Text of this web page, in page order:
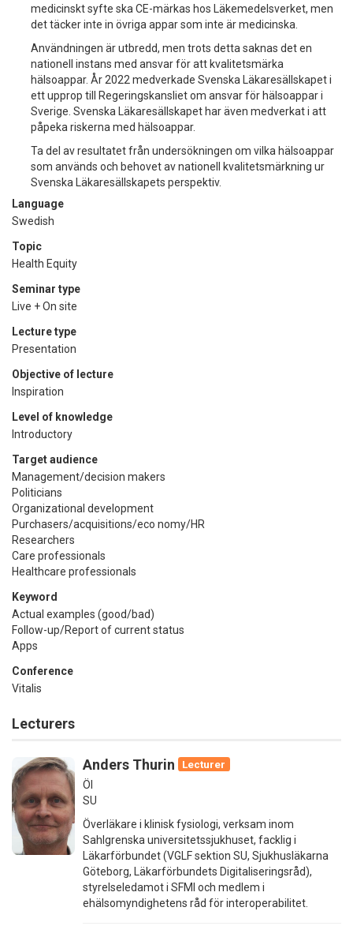
medicinskt syfte ska CE-märkas hos Läkemedelsverket, men
det täcker inte in övriga appar som inte är medicinska.
Användningen är utbredd, men trots detta saknas det en
nationell instans med ansvar för att kvalitetsmärka
hälsoappar. År 2022 medverkade Svenska Läkaresällskapet i
ett upprop till Regeringskansliet om ansvar för hälsoappar i
Sverige. Svenska Läkaresällskapet har även medverkat i att
påpeka riskerna med hälsoappar.
Ta del av resultatet från undersökningen om vilka hälsoappar
som används och behovet av nationell kvalitetsmärkning ur
Svenska Läkaresällskapets perspektiv.
Language
Swedish
Topic
Health Equity
Seminar type
Live + On site
Lecture type
Presentation
Objective of lecture
Inspiration
Level of knowledge
Introductory
Target audience
Management/decision makers
Politicians
Organizational development
Purchasers/acquisitions/eco nomy/HR
Researchers
Care professionals
Healthcare professionals
Keyword
Actual examples (good/bad)
Follow-up/Report of current status
Apps
Conference
Vitalis
Lecturers
Anders Thurin
Lecturer
Öl
SU
Överläkare i klinisk fysiologi, verksam inom
Sahlgrenska universitetssjukhuset, facklig i
Läkarförbundet (VGLF sektion SU, Sjukhusläkarna
Göteborg, Läkarförbundets Digitaliseringsråd),
styrelseledamot i SFMI och medlem i
ehälsomyndighetens råd för interoperabilitet.